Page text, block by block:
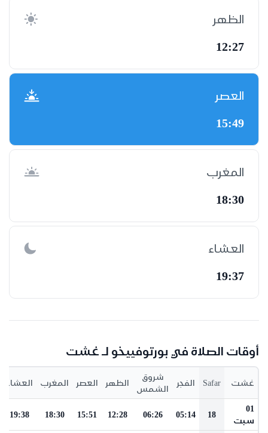
الظهر
12:27
العصر
15:49
المغرب
18:30
العشاء
19:37
أوقات الصلاة في بورتوفييخو لـ غشت
غشت Safar الفجر
شروق
الشمس
الظهر العصر المغرب العشاء
01
سبت
18
05:14
06:26
12:28
15:51
18:30
19:38